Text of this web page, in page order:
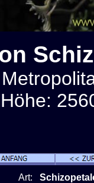
Höhe:
Art: